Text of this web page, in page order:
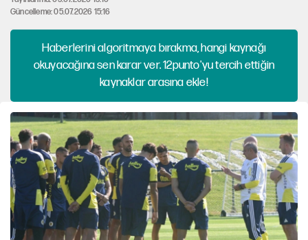
Güncelleme: 05.07.2026 15:16
Haberlerini algoritmaya bırakma, hangi kaynağı
okuyacağına sen karar ver. 12punto'yu tercih ettiğin
kaynaklar arasına ekle!